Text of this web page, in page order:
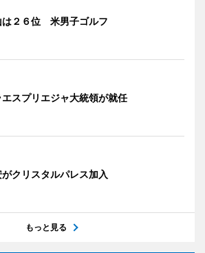
は２６位 米男子ゴルフ
スプリエジャ大統領が就任
クリスタルパレス加入
もっと見る